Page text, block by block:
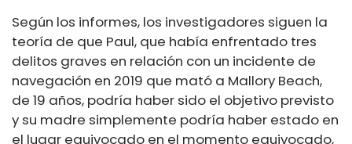
Según los informes, los investigadores siguen la
teoría de que Paul, que había enfrentado tres
delitos graves en relación con un incidente de
navegación en 2019 que mató a Mallory Beach,
de 19 años, podría haber sido el objetivo previsto
y su madre simplemente podría haber estado en
el lugar equivocado en el momento equivocado,